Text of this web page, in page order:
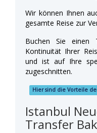
Wir können Ihnen
gesamte Reise zur
Buchen Sie einen
Kontinuität Ihrer
und ist auf Ihre
zugeschnitten.
Hier sind die Vorteile
Istanbul
Transfer